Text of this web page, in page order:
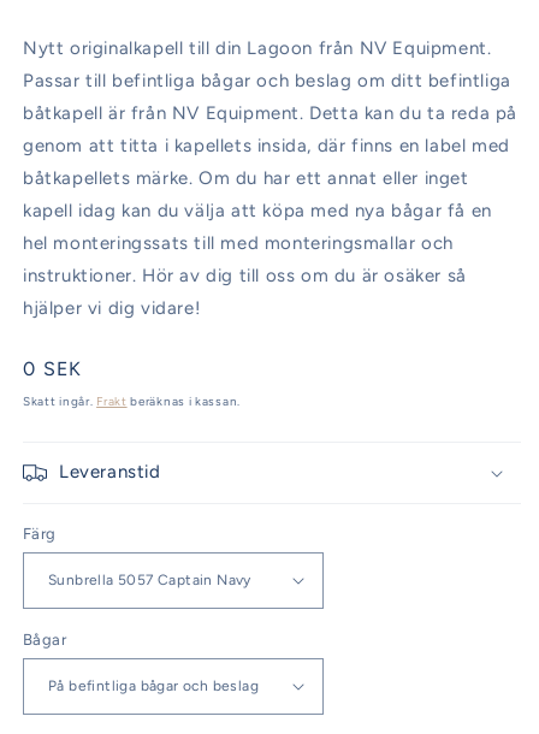
Nytt originalkapell till din Lagoon från NV Equipment.
Passar till befintliga bågar och beslag om ditt befintliga
båtkapell är från NV Equipment. Detta kan du ta reda på
genom att titta i kapellets insida, där finns en label med
båtkapellets märke. Om du har ett annat eller inget
kapell idag kan du välja att köpa med nya bågar få en
hel monteringssats till med monteringsmallar och
instruktioner. Hör av dig till oss om du är osäker så
hjälper vi dig vidare!
Ordinarie
pris
0 SEK
Skatt ingår. Frakt beräknas i kassan.
Leveranstid
Färg
Bågar